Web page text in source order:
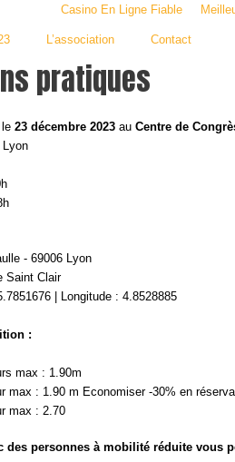
Casino En Ligne Fiable
L’association Contact
pratiques
23 décembre 2023 au Centre de
Lyon
- 69006 Lyon
Saint Clair
| Longitude : 4.8528885
:
max : 1.90m
max : 1.90 m Economiser -30% en
max : 2.70
personnes à mobilité réduite vous